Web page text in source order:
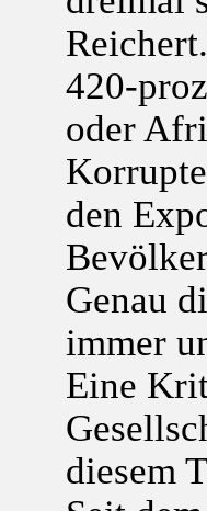
420-
oder
den
Genau
immer
Eine
diesem